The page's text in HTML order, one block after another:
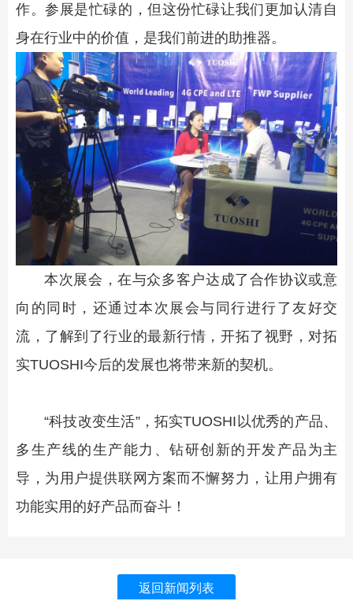
作。参展是忙碌的，但这份忙碌让我们更加认清自
身在行业中的价值，是我们前进的助推器。
本次展会，在与众多客户达成了合作协议或意
向的同时，还通过本次展会与同行进行了友好交
流，了解到了行业的最新行情，开拓了视野，对拓
实TUOSHI今后的发展也将带来新的契机。
“科技改变生活”，拓实TUOSHI以优秀的产品、
多生产线的生产能力、钻研创新的开发产品为主
导，为用户提供联网方案而不懈努力，让用户拥有
功能实用的好产品而奋斗！
返回新闻列表